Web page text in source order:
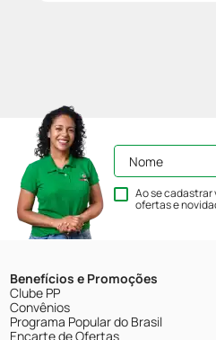
Ao se
ofertas e
Benefícios e Promoções
Clube PP
Convênios
Programa Popular do Brasil
Encarte de Ofertas